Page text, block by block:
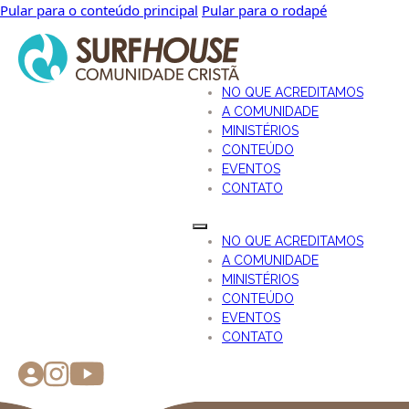
Pular para o conteúdo principal Pular para o rodapé
NO QUE ACREDITAMOS
A COMUNIDADE
MINISTÉRIOS
CONTEÚDO
EVENTOS
CONTATO
NO QUE ACREDITAMOS
A COMUNIDADE
MINISTÉRIOS
CONTEÚDO
EVENTOS
CONTATO